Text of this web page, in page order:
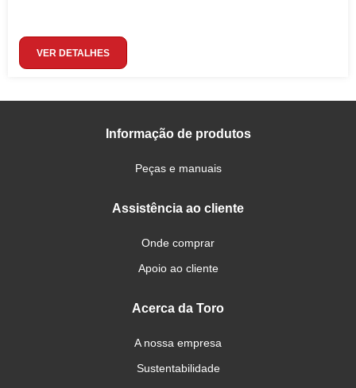
VER DETALHES
Informação de produtos
Peças e manuais
Assistência ao cliente
Onde comprar
Apoio ao cliente
Acerca da Toro
A nossa empresa
Sustentabilidade